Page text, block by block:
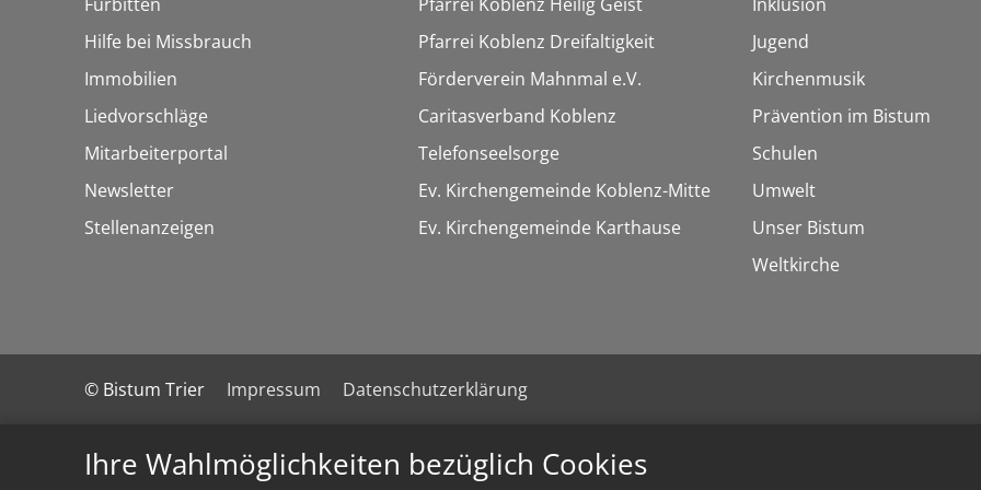
Ihre Wahlmöglichkeiten bezüglich Cookies
Hilfe bei Missbrauch
Immobilien
Liedvorschläge
Mitarbeiterportal
Newsletter
Stellenanzeigen
Pfarrei Koblenz Dreifaltigkeit
Förderverein Mahnmal e.V.
Caritasverband Koblenz
Telefonseelsorge
Ev. Kirchengemeinde Koblenz-Mitte
Ev. Kirchengemeinde Karthause
Jugend
Kirchenmusik
Prävention im Bistum
Schulen
Umwelt
Unser Bistum
Weltkirche
© Bistum Trier Impressum Datenschutzerklärung